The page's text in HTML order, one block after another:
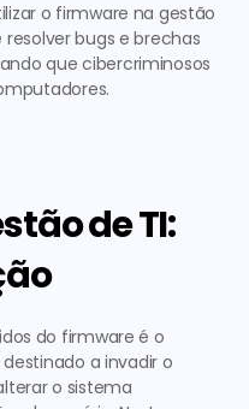
o firmware na gestão
bugs e brechas
que cibercriminosos
de TI:
do firmware é o
a invadir o
o sistema